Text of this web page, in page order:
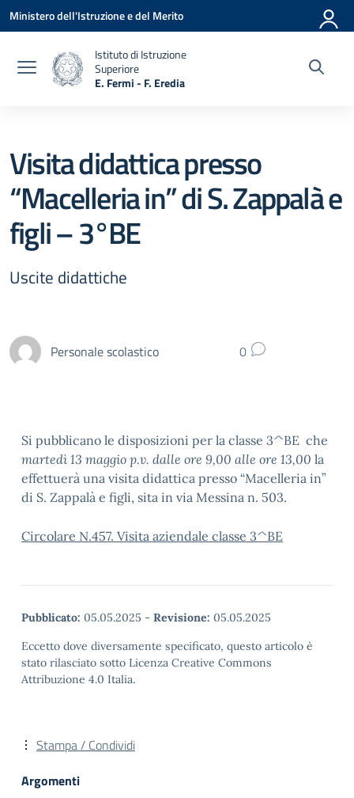
Vai ai contenuti
Vai al menu di navigazione
Vai al footer
Ministero dell'Istruzione e del Merito
Istituto di Istruzione
Superiore
E. Fermi - F. Eredia
Visita didattica presso
“Macelleria in” di S. Zappalà e
figli – 3°BE
Uscite didattiche
Personale scolastico 0
Si pubblicano le disposizioni per la classe 3^BE che
martedì 13 maggio p.v. dalle ore 9,00 alle ore 13,00 la
effettuerà una visita didattica presso “Macelleria in”
di S. Zappalà e figli, sita in via Messina n. 503.
Circolare N.457. Visita aziendale classe 3^BE
Pubblicato: 05.05.2025 - Revisione: 05.05.2025
Eccetto dove diversamente specificato, questo articolo è
stato rilasciato sotto Licenza Creative Commons
Attribuzione 4.0 Italia.
Stampa / Condividi
Argomenti